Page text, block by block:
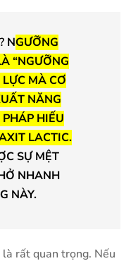
NGƯỠNG
“NGƯỠNG
MÀ CƠ
NĂNG
HIẾU
LACTIC.
SỰ MỆT
NHANH
NÀY.
rất quan trọng. Nếu